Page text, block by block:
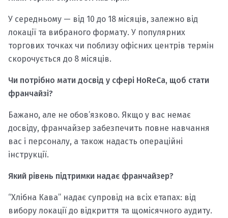
У середньому — від 10 до 18 місяців, залежно від
локації та вибраного формату. У популярних
торгових точках чи поблизу офісних центрів термін
скорочується до 8 місяців.
Чи потрібно мати досвід у сфері HoReCa, щоб стати
франчайзі?
Бажано, але не обов’язково. Якщо у вас немає
досвіду, франчайзер забезпечить повне навчання
вас і персоналу, а також надасть операційні
інструкції.
Який рівень підтримки надає франчайзер?
“Хлібна Кава” надає супровід на всіх етапах: від
вибору локації до відкриття та щомісячного аудиту.